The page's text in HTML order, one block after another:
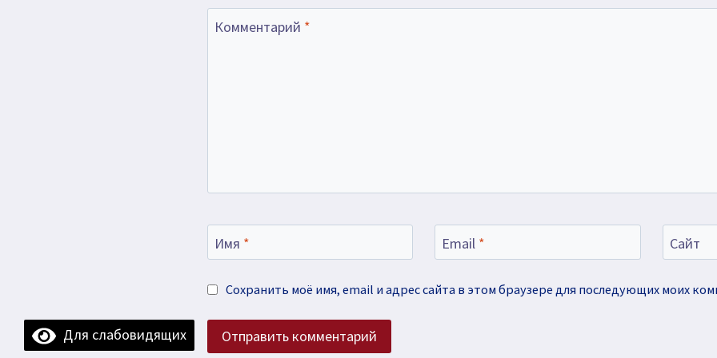
Для слабовидящих
Комментарий *
Имя * Email * Сайт
Сохранить моё имя, email и адрес сайта в этом браузере для последующих моих